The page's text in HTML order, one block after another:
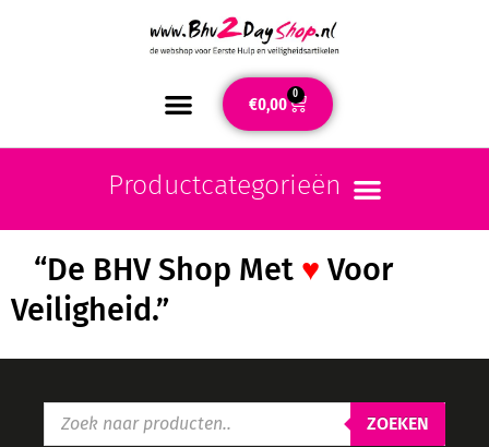
€0,00 0
“De BHV Shop Met ♥ Voor
Veiligheid.”
ZOEKEN